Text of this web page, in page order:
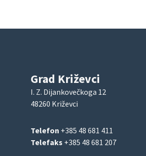
Grad Križevci
I. Z. Dijankovečkoga 12
48260 Križevci
Telefon +385 48 681 411
Telefaks +385 48 681 207